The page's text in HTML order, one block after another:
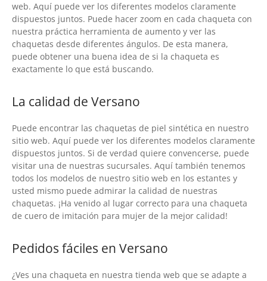
web. Aquí puede ver los diferentes modelos claramente
dispuestos juntos. Puede hacer zoom en cada chaqueta con
nuestra práctica herramienta de aumento y ver las
chaquetas desde diferentes ángulos. De esta manera,
puede obtener una buena idea de si la chaqueta es
exactamente lo que está buscando.
La calidad de Versano
Puede encontrar las chaquetas de piel sintética en nuestro
sitio web. Aquí puede ver los diferentes modelos claramente
dispuestos juntos. Si de verdad quiere convencerse, puede
visitar una de nuestras sucursales. Aquí también tenemos
todos los modelos de nuestro sitio web en los estantes y
usted mismo puede admirar la calidad de nuestras
chaquetas. ¡Ha venido al lugar correcto para una chaqueta
de cuero de imitación para mujer de la mejor calidad!
Pedidos fáciles en Versano
¿Ves una chaqueta en nuestra tienda web que se adapte a